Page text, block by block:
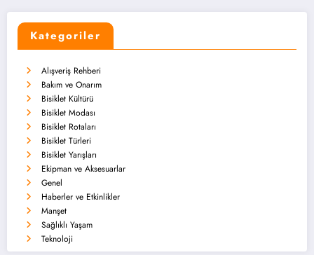
Kategoriler
Alışveriş Rehberi
Bakım ve Onarım
Bisiklet Kültürü
Bisiklet Modası
Bisiklet Rotaları
Bisiklet Türleri
Bisiklet Yarışları
Ekipman ve Aksesuarlar
Genel
Haberler ve Etkinlikler
Manşet
Sağlıklı Yaşam
Teknoloji